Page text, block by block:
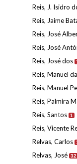
Reis, J. Isidro
Reis, Jaime
Reis, José
Reis, José
Reis, José dos
Reis, Manuel
Reis, Manuel
Reis, Palmira
Reis, Santos 1
Reis, Vicente
Relvas, Carlos
Relvas, José 32